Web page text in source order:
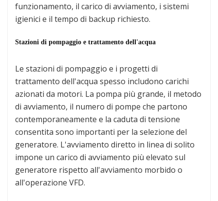
funzionamento, il carico di avviamento, i sistemi
igienici e il tempo di backup richiesto.
Stazioni di pompaggio e trattamento dell'acqua
Le stazioni di pompaggio e i progetti di
trattamento dell'acqua spesso includono carichi
azionati da motori. La pompa più grande, il metodo
di avviamento, il numero di pompe che partono
contemporaneamente e la caduta di tensione
consentita sono importanti per la selezione del
generatore. L'avviamento diretto in linea di solito
impone un carico di avviamento più elevato sul
generatore rispetto all'avviamento morbido o
all'operazione VFD.